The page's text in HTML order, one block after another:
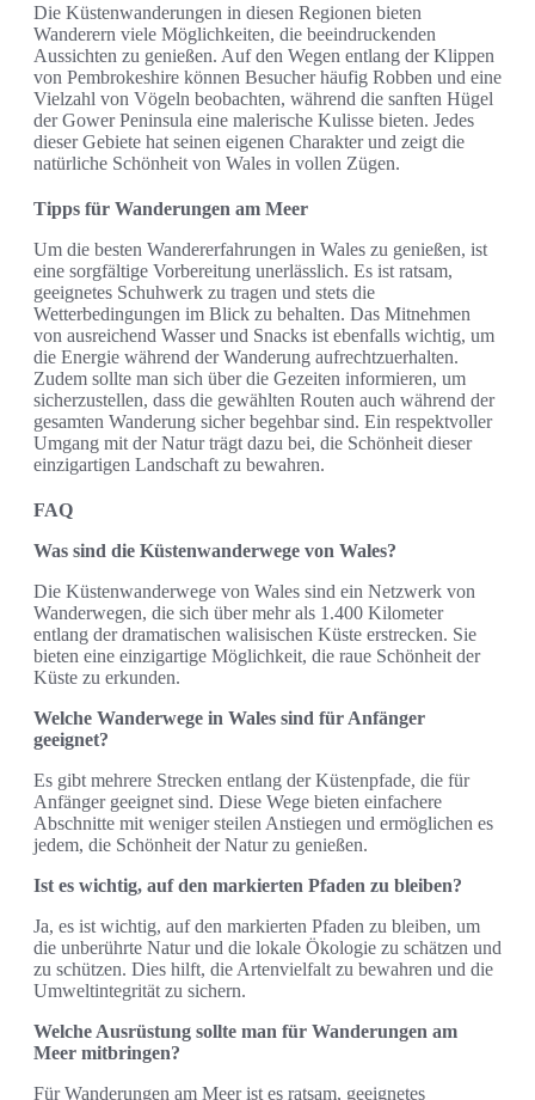
Die Küstenwanderungen in diesen Regionen bieten
Wanderern viele Möglichkeiten, die beeindruckenden
Aussichten zu genießen. Auf den Wegen entlang der Klippen
von Pembrokeshire können Besucher häufig Robben und eine
Vielzahl von Vögeln beobachten, während die sanften Hügel
der Gower Peninsula eine malerische Kulisse bieten. Jedes
dieser Gebiete hat seinen eigenen Charakter und zeigt die
natürliche Schönheit von Wales in vollen Zügen.
Tipps für Wanderungen am Meer
Um die besten Wandererfahrungen in Wales zu genießen, ist
eine sorgfältige Vorbereitung unerlässlich. Es ist ratsam,
geeignetes Schuhwerk zu tragen und stets die
Wetterbedingungen im Blick zu behalten. Das Mitnehmen
von ausreichend Wasser und Snacks ist ebenfalls wichtig, um
die Energie während der Wanderung aufrechtzuerhalten.
Zudem sollte man sich über die Gezeiten informieren, um
sicherzustellen, dass die gewählten Routen auch während der
gesamten Wanderung sicher begehbar sind. Ein respektvoller
Umgang mit der Natur trägt dazu bei, die Schönheit dieser
einzigartigen Landschaft zu bewahren.
FAQ
Was sind die Küstenwanderwege von Wales?
Die Küstenwanderwege von Wales sind ein Netzwerk von
Wanderwegen, die sich über mehr als 1.400 Kilometer
entlang der dramatischen walisischen Küste erstrecken. Sie
bieten eine einzigartige Möglichkeit, die raue Schönheit der
Küste zu erkunden.
Welche Wanderwege in Wales sind für Anfänger
geeignet?
Es gibt mehrere Strecken entlang der Küstenpfade, die für
Anfänger geeignet sind. Diese Wege bieten einfachere
Abschnitte mit weniger steilen Anstiegen und ermöglichen es
jedem, die Schönheit der Natur zu genießen.
Ist es wichtig, auf den markierten Pfaden zu bleiben?
Ja, es ist wichtig, auf den markierten Pfaden zu bleiben, um
die unberührte Natur und die lokale Ökologie zu schätzen und
zu schützen. Dies hilft, die Artenvielfalt zu bewahren und die
Umweltintegrität zu sichern.
Welche Ausrüstung sollte man für Wanderungen am
Meer mitbringen?
Für Wanderungen am Meer ist es ratsam, geeignetes